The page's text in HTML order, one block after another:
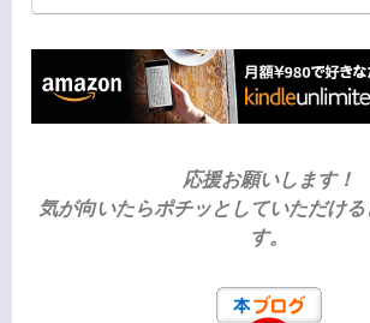
応援お願いします！
気が向いたらポチッとしていただけ
す。